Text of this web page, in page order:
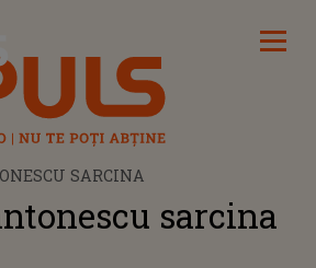
SARCINA
sarcina